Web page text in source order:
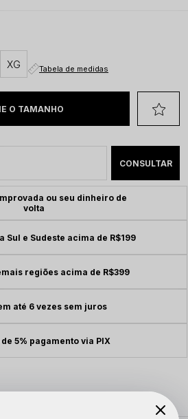
XG Tabela de medidas
ou seu dinheiro de
volta
Sul e Sudeste acima de R$199
regiões acima de R$399
até 6 vezes sem juros
5% pagamento via PIX